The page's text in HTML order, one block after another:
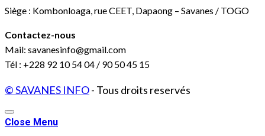
Siège : Kombonloaga, rue CEET, Dapaong – Savanes / TOGO
Contactez-nous
Mail: savanesinfo@gmail.com
Tél : +228 92 10 54 04 / 90 50 45 15
© SAVANES INFO- Tous droits reservés
Close Menu